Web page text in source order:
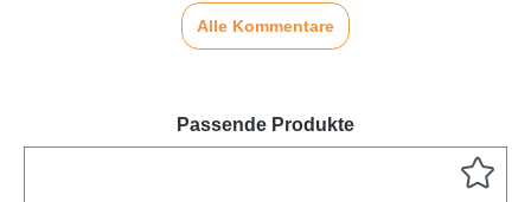
Alle Kommentare
Passende Produkte